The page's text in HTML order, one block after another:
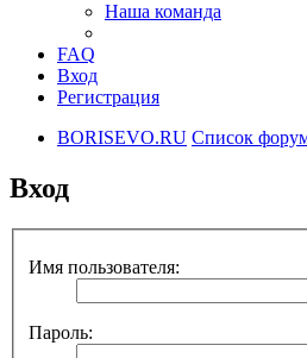
Наша команда
FAQ
Вход
Регистрация
BORISEVO.RU Список
Вход
Имя пользователя:
Пароль: